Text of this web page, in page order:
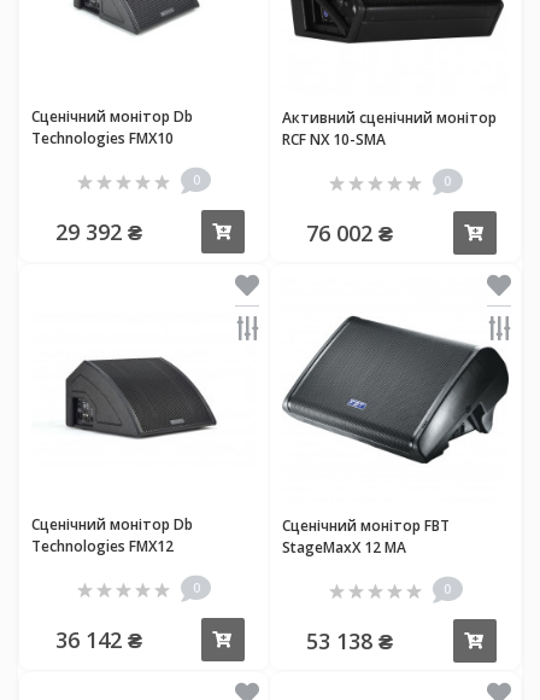
Сценічний монітор Db
Technologies FMX10
0
29 392 ₴
Активний сценічний монітор
RCF NX 10-SMA
0
76 002 ₴
Сценічний монітор Db
Technologies FMX12
0
36 142 ₴
Сценічний монітор FBT
StageMaxX 12 MA
0
53 138 ₴